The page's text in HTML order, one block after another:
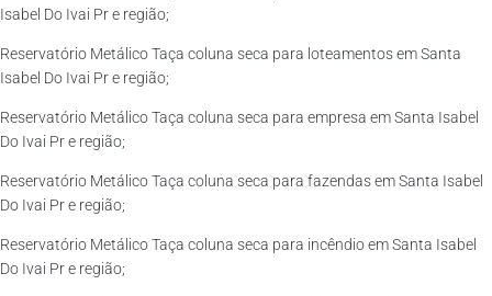
Isabel Do Ivai Pr e região;
Reservatório Metálico Taça coluna seca para loteamentos em Santa
Isabel Do Ivai Pr e região;
Reservatório Metálico Taça coluna seca para empresa em Santa Isabel
Do Ivai Pr e região;
Reservatório Metálico Taça coluna seca para fazendas em Santa Isabel
Do Ivai Pr e região;
Reservatório Metálico Taça coluna seca para incêndio em Santa Isabel
Do Ivai Pr e região;